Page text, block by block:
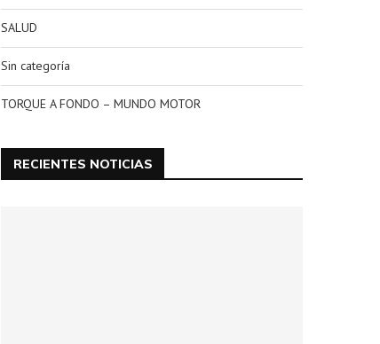
SALUD
Sin categoría
TORQUE A FONDO – MUNDO MOTOR
RECIENTES NOTICIAS